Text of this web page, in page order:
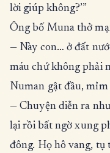
lời giúp không?’”
Ông bố Muna thở
— Này con… ở đất
máu chứ không phải
Numan gật đầu,
— Chuyện diễn ra
lại rồi bất ngờ xung
đông. Họ hô vang,